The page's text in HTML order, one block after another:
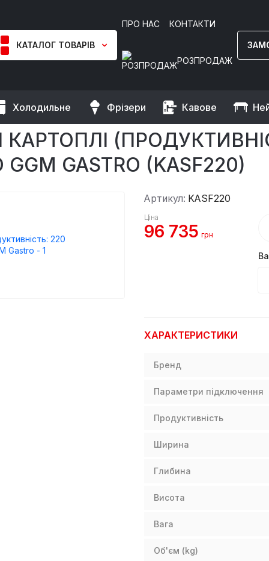
КАТАЛОГ ТОВАРІВ
ПРО НАС КОНТАКТИ
РОЗПРОДАЖ
Холодильне Фрізери Кавове
Машина для очищення картоплі (продуктивність:
GGM GASTRO (KASF220)
Артикул: KASF220
Ціна
96 735 грн
ХАРАКТЕРИСТИКИ
Бренд
Параметри підключення
Продуктивність
Ширина
Глибина
Висота
Вага
Об'єм (kg)